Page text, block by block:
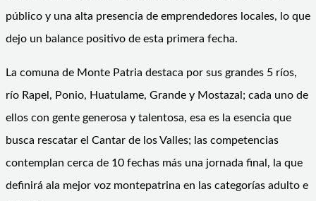
público y una alta presencia de emprendedores locales, lo que
dejo un balance positivo de esta primera fecha.
La comuna de Monte Patria destaca por sus grandes 5 ríos,
río Rapel, Ponio, Huatulame, Grande y Mostazal; cada uno de
ellos con gente generosa y talentosa, esa es la esencia que
busca rescatar el Cantar de los Valles; las competencias
contemplan cerca de 10 fechas más una jornada final, la que
definirá ala mejor voz montepatrina en las categorías adulto e